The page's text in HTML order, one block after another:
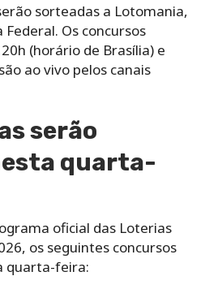
sorteadas a Lotomania,
Os concursos
(horário de Brasília) e
ao vivo pelos canais
serão
quarta-
oficial das Loterias
os seguintes concursos
quarta-feira: